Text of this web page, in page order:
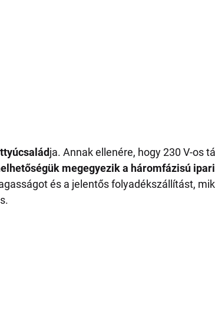
ja. Annak ellenére, hogy 230 V-os
megegyezik a háromfázisú ipari
és a jelentős folyadékszállítást,